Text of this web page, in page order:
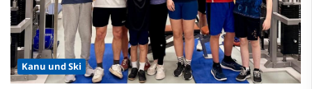
Kanu und Ski